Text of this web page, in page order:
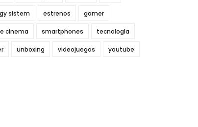
sistem estrenos gamer
cinema smartphones tecnología
unboxing videojuegos youtube